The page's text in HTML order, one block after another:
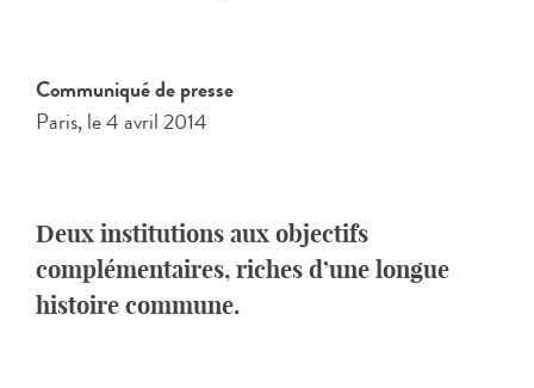
Communiqué de presse
Paris, le 4 avril 2014
Deux institutions aux objectifs
complémentaires, riches d’une longue
histoire commune.